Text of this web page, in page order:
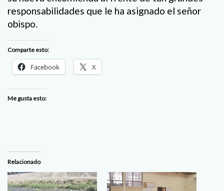
responsabilidades que le ha asignado el señor
obispo.
Comparte esto:
Facebook X
Me gusta esto:
Relacionado